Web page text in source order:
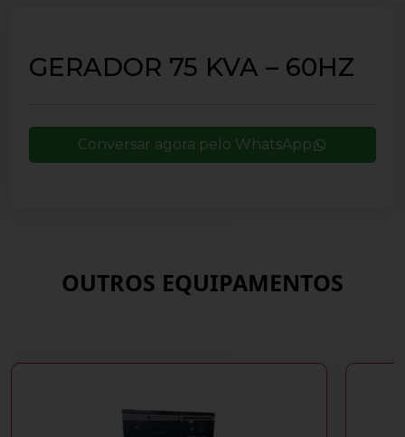
GERADOR 75 KVA – 60HZ
Conversar agora pelo WhatsApp
OUTROS EQUIPAMENTOS